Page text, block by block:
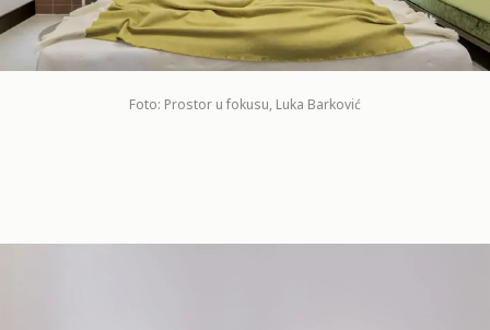
Foto: Prostor u fokusu, Luka Barković